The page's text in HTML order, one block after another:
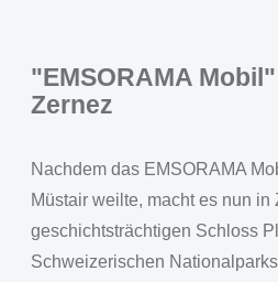
"EMSORAMA
Zernez
Nachdem das EMSORAMA
Müstair weilte, macht es nun in
geschichtsträchtigen Schloss
Schweizerischen